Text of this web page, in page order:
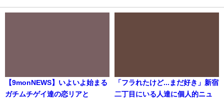
【9monNEWS】いよいよ始まる
ガチムチゲイ達の恋リアと
「フラれたけど...まだ好き」新宿
二丁目にいる人達に個人的ニュ